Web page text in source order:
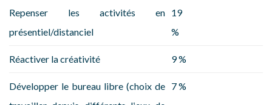
Repenser les activités en
présentiel/distanciel
19
%
Réactiver la créativité 9 %
Développer le bureau libre (choix de 7 %